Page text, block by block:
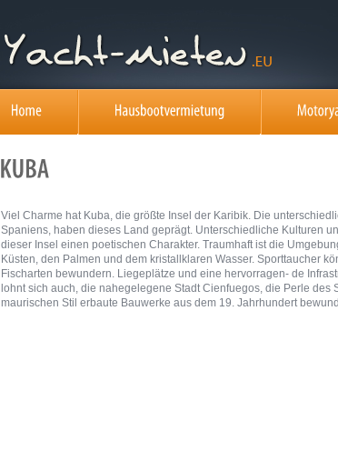
Viel Charme hat Kuba, die größte Insel der Karibik. Die
Spaniens, haben dieses Land geprägt. Unterschiedliche Kulturen
dieser Insel einen poetischen Charakter. Traumhaft ist die
Küsten, den Palmen und dem kristallklaren Wasser. Sporttaucher
Fischarten bewundern. Liegeplätze und eine hervorragen- de
lohnt sich auch, die nahegelegene Stadt Cienfuegos, die Perle des
maurischen Stil erbaute Bauwerke aus dem 19. Jahrhundert